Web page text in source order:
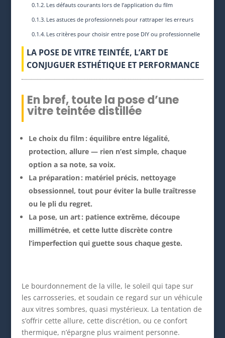
Les défauts courants lors de l’application du film
Les astuces de professionnels pour rattraper les erreurs
Les critères pour choisir entre pose DIY ou professionnelle
LA POSE DE VITRE TEINTÉE, L’ART DE
CONJUGUER ESTHÉTIQUE ET PERFORMANCE
En bref, toute la pose d’une
vitre teintée distillée
Le choix du film : équilibre entre légalité,
protection, allure — rien n’est simple, chaque
option a sa note, sa voix.
La préparation : matériel précis, nettoyage
obsessionnel, tout pour éviter la bulle traîtresse
ou le pli du regret.
La pose, un art : patience extrême, découpe
millimétrée, et cette lutte discrète contre
l’imperfection qui guette sous chaque geste.
Le bourdonnement de la ville, le soleil qui tape sur
les carrosseries, et soudain ce regard sur un véhicule
aux vitres sombres, quasi mystérieux. La tentation de
s’offrir cette allure, cette discrétion, ou ce confort
thermique, n’épargne plus vraiment personne.